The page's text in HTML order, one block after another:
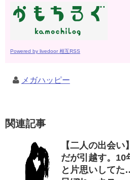
Powered by livedoor 相互RSS
メガハッピー
関連記事
【二人の出会
だが引越す。10
と片思いして